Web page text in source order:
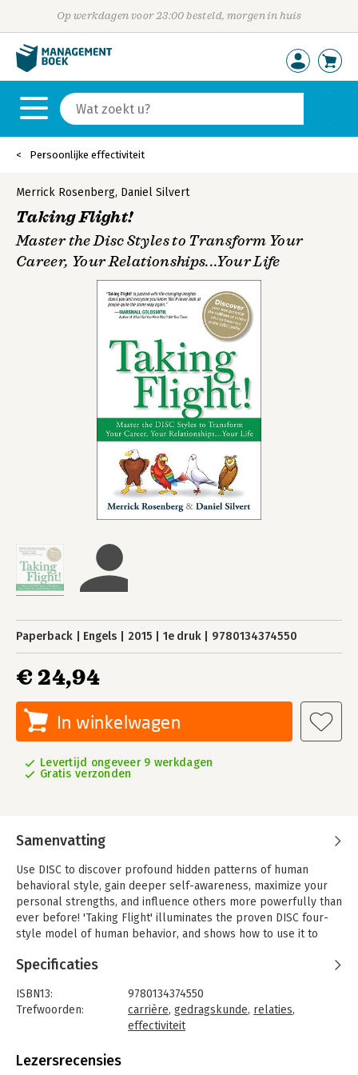
Op werkdagen voor 23:00 besteld, morgen in huis
Persoonlijke effectiviteit
Merrick Rosenberg, Daniel Silvert
Taking Flight!
Master the Disc Styles to Transform Your
Career, Your Relationships...Your Life
Paperback Engels 2015 1e druk 9780134374550
€ 24,94
In winkelwagen
Levertijd ongeveer 9 werkdagen
Gratis verzonden
Samenvatting
Use DISC to discover profound hidden patterns of human
behavioral style, gain deeper self-awareness, maximize your
personal strengths, and influence others more powerfully than
ever before! 'Taking Flight' illuminates the proven DISC four-
style model of human behavior, and shows how to use it to
revitalize your career; build deeper personal relationships;
around you. Drawing on their immense experience coaching
executives and training world-class organizations, Merrick
Rosenberg and Daniel Silvert introduce DISC through a fable
you "click" with some people and "clank" with others, and what
Specificaties
ISBN13:
9780134374550
Trefwoorden:
carrière, gedragskunde, relaties,
effectiviteit
Bindwijze:
Lezersrecensies